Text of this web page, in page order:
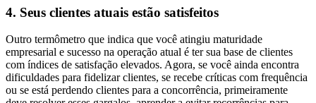
4. Seus clientes atuais estão satisfeitos
Outro termômetro que indica que você atingiu maturidade
empresarial e sucesso na operação atual é ter sua base de clientes
com índices de satisfação elevados. Agora, se você ainda encontra
dificuldades para fidelizar clientes, se recebe críticas com frequência
ou se está perdendo clientes para a concorrência, primeiramente